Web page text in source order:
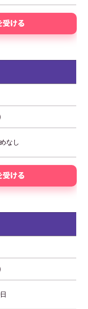
受ける
なし
受ける